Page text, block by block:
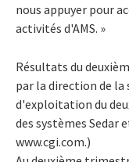
nous appuyer pour
activités d'AMS. »
Résultats du
par la direction de
d'exploitation du
des systèmes Sedar
www.cgi.com.)